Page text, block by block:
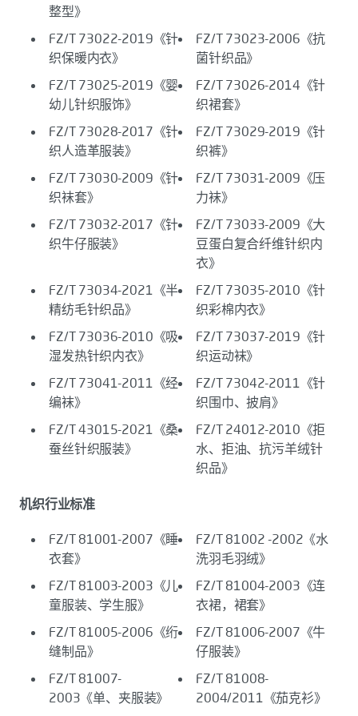
整型》
FZ/T 73022-2019《针
织保暖内衣》
FZ/T 73023-2006《抗
菌针织品》
FZ/T 73025-2019《婴
幼儿针织服饰》
FZ/T 73026-2014《针
织裙套》
FZ/T 73028-2017《针
织人造革服装》
FZ/T 73029-2019《针
织裤》
FZ/T 73030-2009《针
织袜套》
FZ/T 73031-2009《压
力袜》
FZ/T 73032-2017《针
织牛仔服装》
FZ/T 73033-2009《大
豆蛋白复合纤维针织内
衣》
FZ/T 73034-2021《半
精纺毛针织品》
FZ/T 73035-2010《针
织彩棉内衣》
FZ/T 73036-2010《吸
湿发热针织内衣》
FZ/T 73037-2019《针
织运动袜》
FZ/T 73041-2011《经
编袜》
FZ/T 73042-2011《针
织围巾、披肩》
FZ/T 43015-2021《桑
蚕丝针织服装》
FZ/T 24012-2010《拒
水、拒油、抗污羊绒针
织品》
机织行业标准
FZ/T 81001-2007《睡
衣套》
FZ/T 81002 -2002《水
洗羽毛羽绒》
FZ/T 81003-2003《儿
童服装、学生服》
FZ/T 81004-2003《连
衣裙，裙套》
FZ/T 81005-2006《绗
缝制品》
FZ/T 81006-2007《牛
仔服装》
FZ/T 81007-
2003《单、夹服装》
FZ/T 81008-
2004/2011《茄克衫》